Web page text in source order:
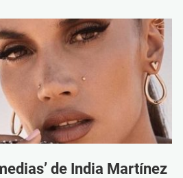
de India Martínez